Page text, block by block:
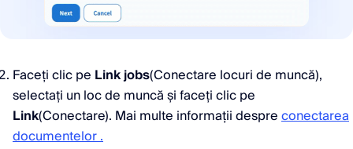
Faceți clic pe Link jobs(Conectare locuri de muncă),
selectați un loc de muncă și faceți clic pe
Link(Conectare). Mai multe informații despreconectarea
documentelor .